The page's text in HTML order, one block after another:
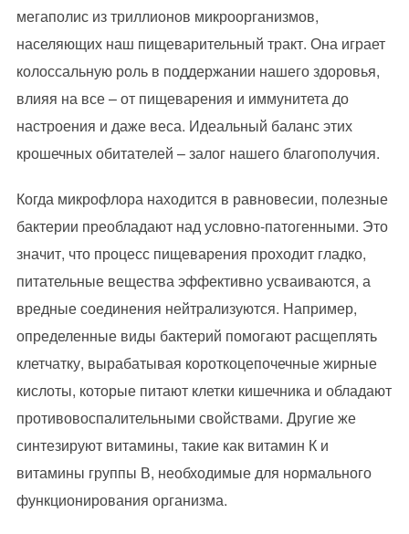
мегаполис из триллионов микроорганизмов,
населяющих наш пищеварительный тракт. Она играет
колоссальную роль в поддержании нашего здоровья,
влияя на все – от пищеварения и иммунитета до
настроения и даже веса. Идеальный баланс этих
крошечных обитателей – залог нашего благополучия.
Когда микрофлора находится в равновесии, полезные
бактерии преобладают над условно-патогенными. Это
значит, что процесс пищеварения проходит гладко,
питательные вещества эффективно усваиваются, а
вредные соединения нейтрализуются. Например,
определенные виды бактерий помогают расщеплять
клетчатку, вырабатывая короткоцепочечные жирные
кислоты, которые питают клетки кишечника и обладают
противовоспалительными свойствами. Другие же
синтезируют витамины, такие как витамин К и
витамины группы В, необходимые для нормального
функционирования организма.